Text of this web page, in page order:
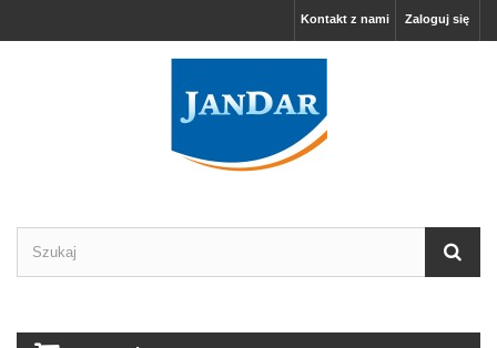
Zaloguj się
Kontakt z nami